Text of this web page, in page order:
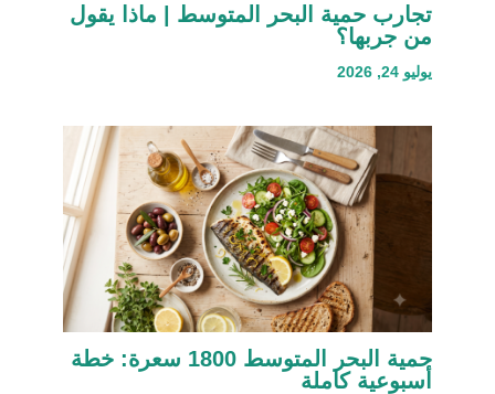
تجارب حمية البحر المتوسط | ماذا يقول
من جربها؟
يوليو 24, 2026
حمية البحر المتوسط 1800 سعرة: خطة
أسبوعية كاملة